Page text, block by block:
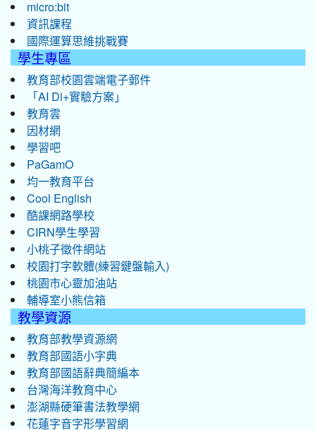
micro:bit
資訊課程
國際運算思維挑戰賽
學生專區
教育部校園雲端電子郵件
「AI Di+實驗方案」
教育雲
因材網
學習吧
PaGamO
均一教育平台
Cool English
酷課網路學校
CIRN學生學習
小桃子徵件網站
校園打字軟體(練習鍵盤輸入)
桃園市心靈加油站
輔導室小熊信箱
教學資源
教育部教學資源網
教育部國語小字典
教育部國語辭典簡編本
台灣海洋教育中心
澎湖縣硬筆書法教學網
花蓮字音字形學習網